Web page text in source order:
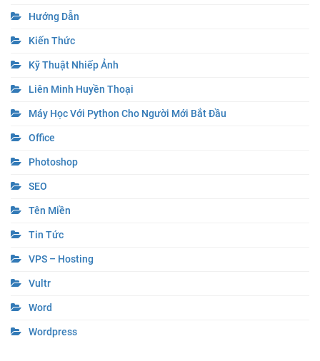
Hướng Dẫn
Kiến Thức
Kỹ Thuật Nhiếp Ảnh
Liên Minh Huyền Thoại
Máy Học Với Python Cho Người Mới Bắt Đầu
Office
Photoshop
SEO
Tên Miền
Tin Tức
VPS – Hosting
Vultr
Word
Wordpress